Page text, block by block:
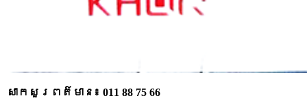
សាកសួរពត៌មាន៖ 011 88 75 66